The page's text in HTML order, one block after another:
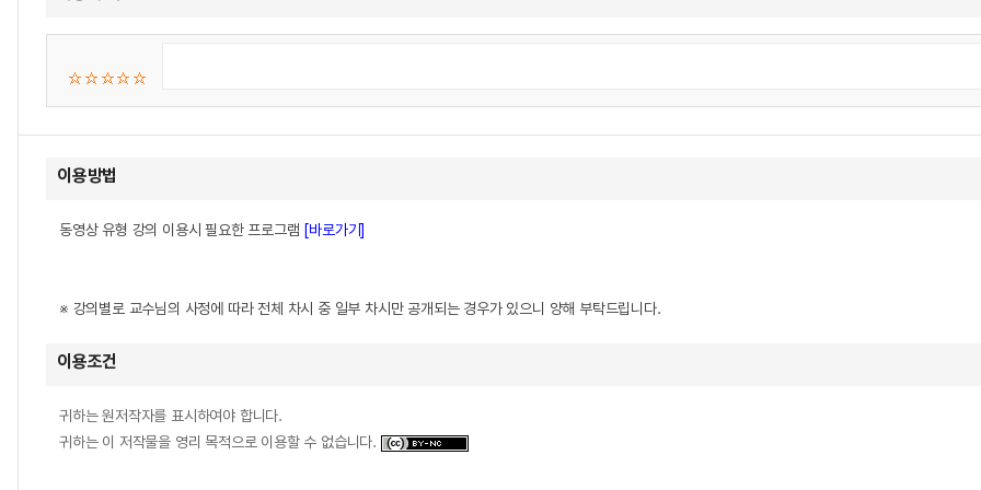
이용방법
동영상 유형 강의 이용시 필요한 프로그램 [바로가기]
※ 강의별로 교수님의 사정에 따라 전체 차시 중 일부 차시만 공개되는 경우가 있으니 양해 부탁드립니다.
이용조건
귀하는 원저작자를 표시하여야 합니다.
귀하는 이 저작물을 영리 목적으로 이용할 수 없습니다.